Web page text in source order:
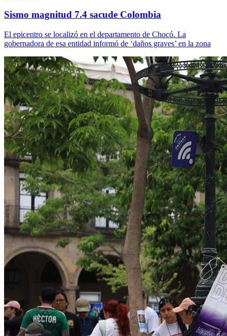
Sismo magnitud 7.4 sacude Colombia
El epicentro se localizó en el departamento de Chocó. La
gobernadora de esa entidad informó de ‘daños graves’ en la zona